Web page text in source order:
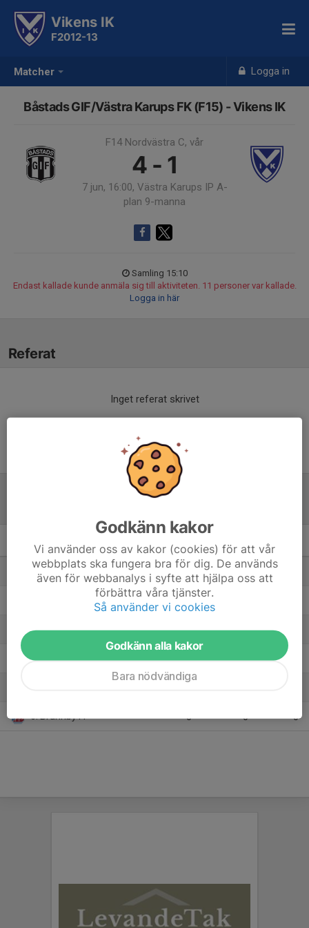
Matcher Logga in
Vikens IK
F2012-13
Båstads GIF/Västra Karups FK (F15) - Vikens IK
F14 Nordvästra C, vår
4 - 1
7 jun, 16:00, Västra Karups IP A-
plan 9-manna
Samling 15:10
Endast kallade kunde anmäla sig till aktiviteten. 11 personer var kallade.
Logga in här
Referat
Inget referat skrivet
F14 Nordvästra C, vår M +/-
1. Ängelholms FF gul
2. Båstads GIF/Västra Karups FK (F15)
3. Vikens IK/Brunnby FF 8 16
4. Munka Ljungby IF 8 6
6. Brunnby FF 0 0 0
Godkänn kakor
Vi använder oss av kakor (cookies) för att vår
webbplats ska fungera bra för dig. De används
även för webbanalys i syfte att hjälpa oss att
förbättra våra tjänster.
Så använder vi cookies
Godkänn alla kakor
Bara nödvändiga